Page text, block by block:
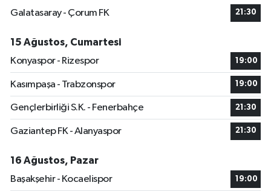
Galatasaray - Çorum FK
21:30
15 Ağustos, Cumartesi
Konyaspor - Rizespor
19:00
Kasımpaşa - Trabzonspor 19:00
Gençlerbirliği S.K. - Fenerbahçe 21:30
Gaziantep FK - Alanyaspor 21:30
16 Ağustos, Pazar
Başakşehir - Kocaelispor
19:00